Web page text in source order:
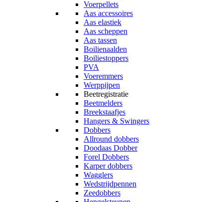
Voerpellets
Aas accessoires
Aas elastiek
Aas scheppen
Aas tassen
Boilienaalden
Boiliestoppers
PVA
Voeremmers
Werppijpen
Beetregistratie
Beetmelders
Breekstaafjes
Hangers & Swingers
Dobbers
Allround dobbers
Doodaas Dobber
Forel Dobbers
Karper dobbers
Wagglers
Wedstrijdpennen
Zeedobbers